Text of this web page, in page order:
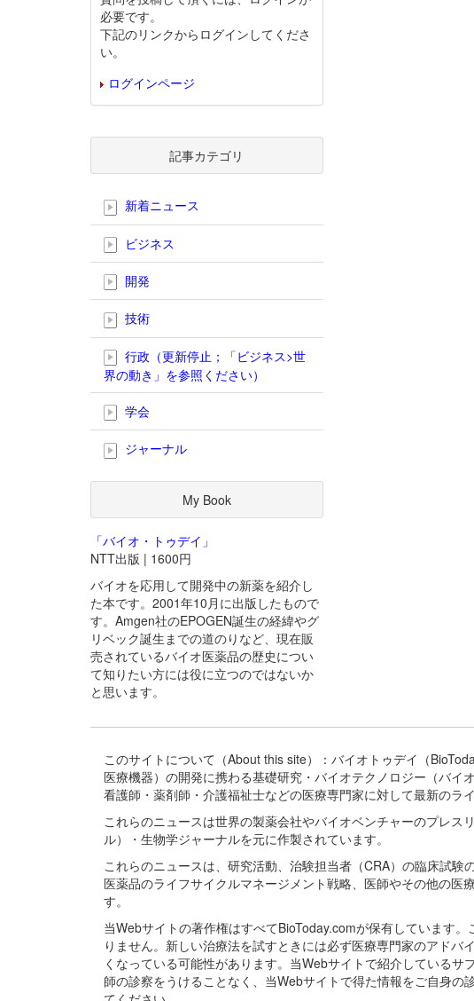
必要です。
下記のリンクからログインしてくださ
い。
ログインページ
記事カテゴリ
新着ニュース
ビジネス
開発
技術
行政（更新停止；「ビジネス>世
界の動き」を参照ください）
学会
ジャーナル
My Book
「バイオ・トゥデイ」
NTT出版 | 1600円
バイオを応用して開発中の新薬を紹介し
た本です。2001年10月に出版したもので
す。Amgen社のEPOGEN誕生の経緯やグ
リベック誕生までの道のりなど、現在販
売されているバイオ医薬品の歴史につい
て知りたい方には役に立つのではないか
と思います。
このサイトについて（About this site）：バイオトゥデイ（
医療機器）の開発に携わる基礎研究・バイオテクノロジー（バ
看護師・薬剤師・介護福祉士などの医療専門家に対して最新の
これらのニュースは世界の製薬会社やバイオベンチャーのプレ
ル）・生物学ジャーナルを元に作製されています。
これらのニュースは、研究活動、治験担当者（CRA）の臨床試
医薬品のライフサイクルマネージメント戦略、医師やその他の
す。
当Webサイトの著作権はすべてBioToday.comが保有しています
りません。新しい治療法を試すときには必ず医療専門家のアド
くなっている可能性があります。当Webサイトで紹介している
師の診察をうけることなく、当Webサイトで得た情報をご自身